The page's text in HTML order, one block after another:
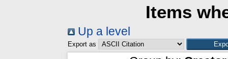
Items
Up a level
Export as